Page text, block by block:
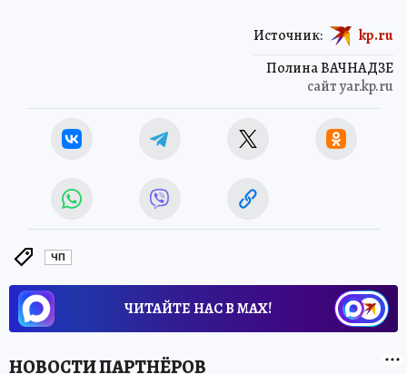
Полина ВАЧНАДЗЕ
сайт yar.kp.ru
Источник: kp.ru
ЧП
ЧИТАЙТЕ НАС В МАХ!